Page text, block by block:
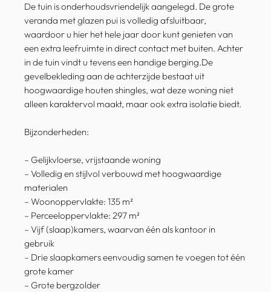
De tuin is onderhoudsvriendelijk aangelegd. De grote
veranda met glazen pui is volledig afsluitbaar,
waardoor u hier het hele jaar door kunt genieten van
een extra leefruimte in direct contact met buiten. Achter
in de tuin vindt u tevens een handige berging.De
gevelbekleding aan de achterzijde bestaat uit
hoogwaardige houten shingles, wat deze woning niet
alleen karaktervol maakt, maar ook extra isolatie biedt.
Bijzonderheden:
– Gelijkvloerse, vrijstaande woning
– Volledig en stijlvol verbouwd met hoogwaardige
materialen
– Woonoppervlakte: 135 m²
– Perceeloppervlakte: 297 m²
– Vijf (slaap)kamers, waarvan één als kantoor in
gebruik
– Drie slaapkamers eenvoudig samen te voegen tot één
grote kamer
– Grote bergzolder